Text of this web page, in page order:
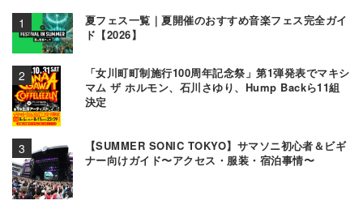
夏フェス一覧｜夏開催のおすすめ音楽フェス完全ガイ
ド【2026】
「女川町町制施行100周年記念祭」第1弾発表でマキシ
マム ザ ホルモン、石川さゆり、Hump Backら11組
決定
【SUMMER SONIC TOKYO】サマソニ初心者＆ビギ
ナー向けガイド〜アクセス・服装・宿泊事情〜